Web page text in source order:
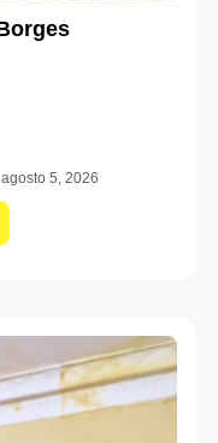
agosto 5, 2026